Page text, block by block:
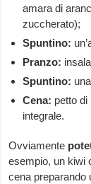
amara di
zuccherato);
Spuntino:
Pranzo:
Spuntino:
Cena: petto di
integrale.
Ovviamente
esempio, un kiwi
cena preparando